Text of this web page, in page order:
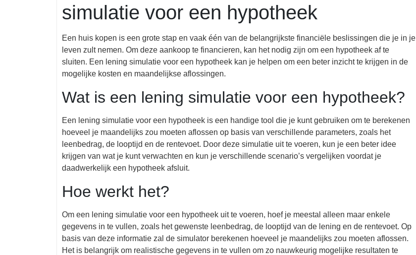
simulatie voor een hypotheek
Een huis kopen is een grote stap en vaak één van de belangrijkste financiële beslissingen die je in je
leven zult nemen. Om deze aankoop te financieren, kan het nodig zijn om een hypotheek af te
sluiten. Een lening simulatie voor een hypotheek kan je helpen om een beter inzicht te krijgen in de
mogelijke kosten en maandelijkse aflossingen.
Wat is een lening simulatie voor een hypotheek?
Een lening simulatie voor een hypotheek is een handige tool die je kunt gebruiken om te berekenen
hoeveel je maandelijks zou moeten aflossen op basis van verschillende parameters, zoals het
leenbedrag, de looptijd en de rentevoet. Door deze simulatie uit te voeren, kun je een beter idee
krijgen van wat je kunt verwachten en kun je verschillende scenario’s vergelijken voordat je
daadwerkelijk een hypotheek afsluit.
Hoe werkt het?
Om een lening simulatie voor een hypotheek uit te voeren, hoef je meestal alleen maar enkele
gegevens in te vullen, zoals het gewenste leenbedrag, de looptijd van de lening en de rentevoet. Op
basis van deze informatie zal de simulator berekenen hoeveel je maandelijks zou moeten aflossen.
Het is belangrijk om realistische gegevens in te vullen om zo nauwkeurig mogelijke resultaten te